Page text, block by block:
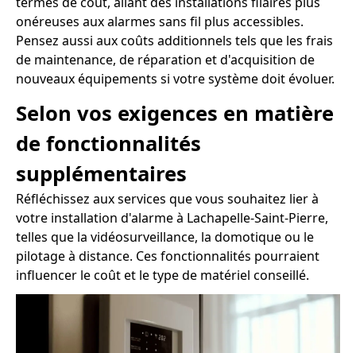
onéreuses aux alarmes sans fil plus accessibles.
Pensez aussi aux coûts additionnels tels que les frais
de maintenance, de réparation et d'acquisition de
nouveaux équipements si votre système doit évoluer.
Selon vos exigences en matière
de fonctionnalités
supplémentaires
Réfléchissez aux services que vous souhaitez lier à
votre installation d'alarme à Lachapelle-Saint-Pierre,
telles que la vidéosurveillance, la domotique ou le
pilotage à distance. Ces fonctionnalités pourraient
influencer le coût et le type de matériel conseillé.